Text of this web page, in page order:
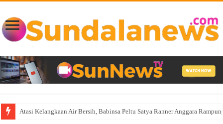
Atasi Kelangkaan Air Bersih, Babinsa Peltu Satya Ranner Anggara